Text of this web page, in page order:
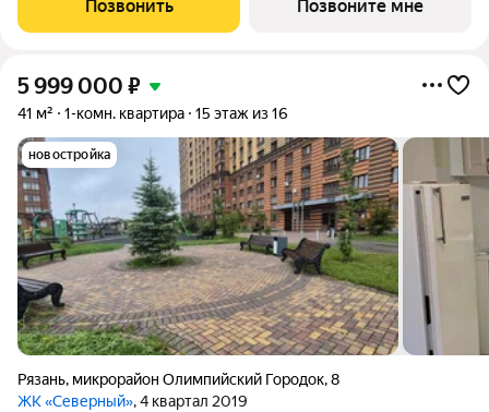
студенческую самостоятельную жизнь до
Позвонить Позвоните мне
5 999 000 ₽
41 м² 1-комн. квартира 15 этаж из 16
новостройка
Рязань, микрорайон Олимпийский Городок,8
ЖК «Северный», 4 квартал 2019